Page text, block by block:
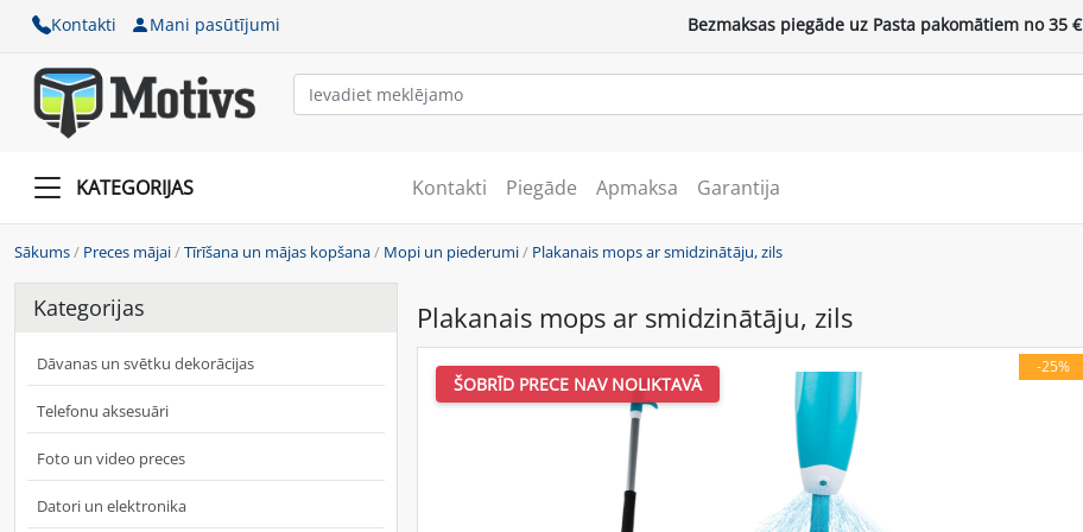
Kontakti Mani pasūtījumi Bezmaksas piegāde uz Pasta pakomātiem no 35 €
KATEGORIJAS Kontakti Piegāde Apmaksa Garantija
Sākums/ Preces mājai/Tīrīšana un mājas kopšana/ Mopi un piederumi/ Plakanais mops ar smidzinātāju, zils
Kategorijas
Dāvanas un svētku dekorācijas
Telefonu aksesuāri
Foto un video preces
Datori un elektronika
Plakanais mops ar smidzinātāju, zils
-25%
ŠOBRĪD PRECE NAV NOLIKTAVĀ